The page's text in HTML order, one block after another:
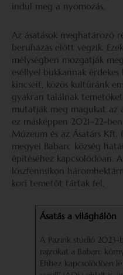
indul meg a nyomozás.
Az ásatások meghatározó
beruházás előtt végzik.
mélységben mozgatják
eséllyel bukkannak
kincseit, közös kultúránk
gyakran találnak
mutatják meg magukat az
ez másképpen 2021–22-
Múzeum és az Ásatárs
megyei Babarc község
építéséhez kapcsolódóan.
löszfennsíkon
kori temetőt tártak fel.
Ásatás a világhálón
A Pazirik stúdió 2023-
rajzokat a Babarc
Ehhez kapcsolódóan